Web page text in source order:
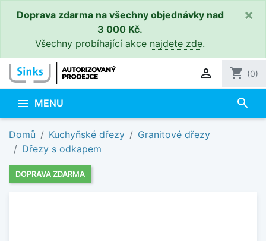
Doprava zdarma na všechny objednávky nad
3 000 Kč.
Všechny probíhající akce najdete zde.
×
 shopping_cart (0)
 MENU search
Domů Kuchyňské dřezy
Granitové dřezy
Dřezy s odkapem
DOPRAVA ZDARMA